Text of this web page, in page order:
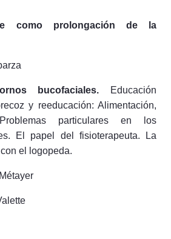
como prolongación de la
bucofaciales.
Educación
y reeducación: Alimentación,
particulares en los
El papel del fisioterapeuta. La
el logopeda.